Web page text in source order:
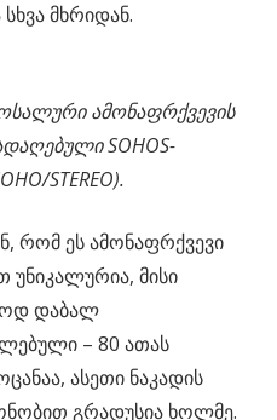
მხრიდან.
ამონაფრქვევის
SOHOS-
STEREO).
რომ ეს ამონაფრქვევი
უნიკალურია, მისი
დაბალ
– 80 ათას
ასეთი ნაკადის
გრადუსია ხოლმე.